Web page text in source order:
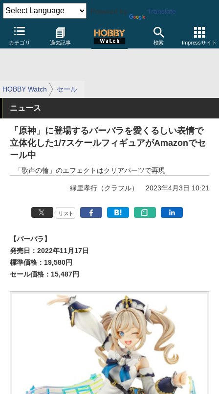
Powered by Translate
カテゴリ 過去記事 検索 Impressサイト
HOBBY Watch セール
ニュース
「原神」に登場するバーバラを愛くるしい表情で
立体化した1/7スケールフィギュアがAmazonでセ
ール中
「歌声の輪」のエフェクトはクリアパーツで再現
緑里孝行（クラフル） 2023年4月3日 10:21
リスト
【バーバラ】
発売日：2022年11月17日
標準価格：19,580円
セール価格：15,487円